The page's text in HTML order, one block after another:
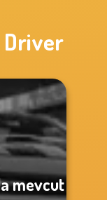
Driver
mevcut